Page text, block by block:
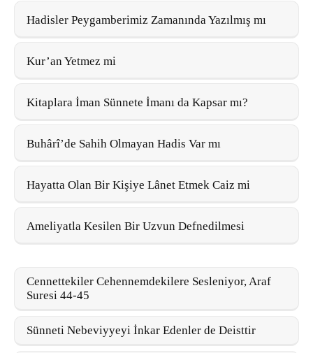
Hadisler Peygamberimiz Zamanında Yazılmış mı
Kur’an Yetmez mi
Kitaplara İman Sünnete İmanı da Kapsar mı?
Buhârî’de Sahih Olmayan Hadis Var mı
Hayatta Olan Bir Kişiye Lânet Etmek Caiz mi
Ameliyatla Kesilen Bir Uzvun Defnedilmesi
Cennettekiler Cehennemdekilere Sesleniyor, Araf
Suresi 44-45
Sünneti Nebeviyyeyi İnkar Edenler de Deisttir